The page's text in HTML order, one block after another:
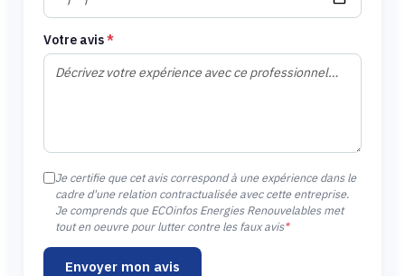
Votre avis*
Je certifie que cet avis correspond à une expérience dans le
cadre d'une relation contractualisée avec cette entreprise.
Je comprends que ECOinfos Energies Renouvelables met
tout en oeuvre pour lutter contre les faux avis*
Envoyer mon avis